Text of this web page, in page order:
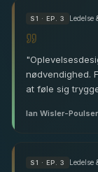
S1 · EP. 3 Ledelse
"
nødvendighed.
at føle sig
Ian Wisler-
S1 · EP. 3 Ledelse